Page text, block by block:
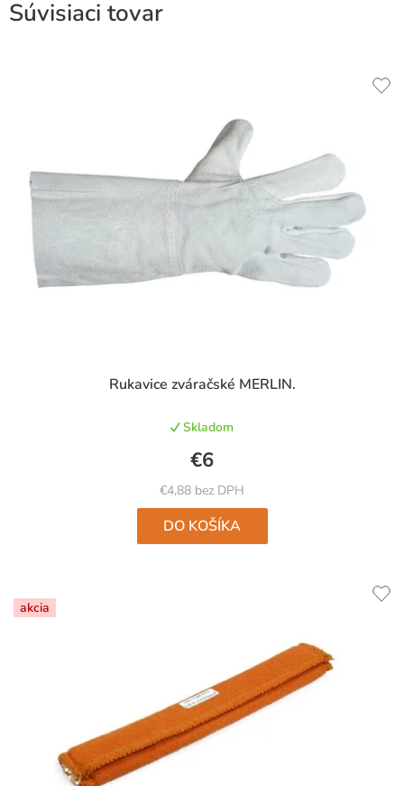
Súvisiaci tovar
Rukavice zváračské MERLIN.
hodnotenie
je
4,6
z
5
hviezdičiek.
Skladom
€4,88 bez DPH
€6
DO KOŠÍKA
akcia